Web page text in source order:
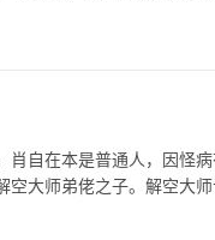
自在本是普通人，因怪
大师弟佬之子。解空大